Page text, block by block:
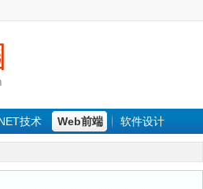
技术 Web前端 软件设计